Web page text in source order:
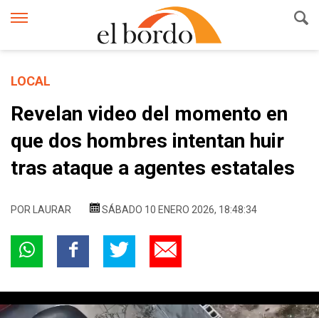
LOCAL
Revelan video del momento en
que dos hombres intentan huir
tras ataque a agentes estatales
POR LAURAR SÁBADO 10 ENERO 2026, 18:48:34